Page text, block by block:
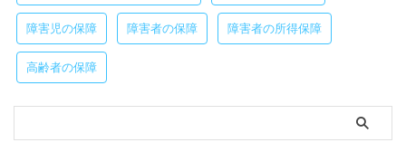
障害児の保障 障害者の保障 障害者の所得保障
高齢者の保障